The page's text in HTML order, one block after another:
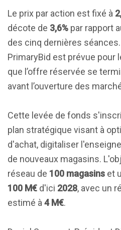
Le prix par action est fixé à
décote de 3,6% par rapport
des cinq dernières
PrimaryBid est prévue pour
que l’offre réservée se
avant l’ouverture des
Cette levée de fonds
plan stratégique visant à
d'achat, digitaliser
de nouveaux magasins.
réseau de 100 magasins et
100 M€ d'ici 2028, avec un
estimé à 4 M€.